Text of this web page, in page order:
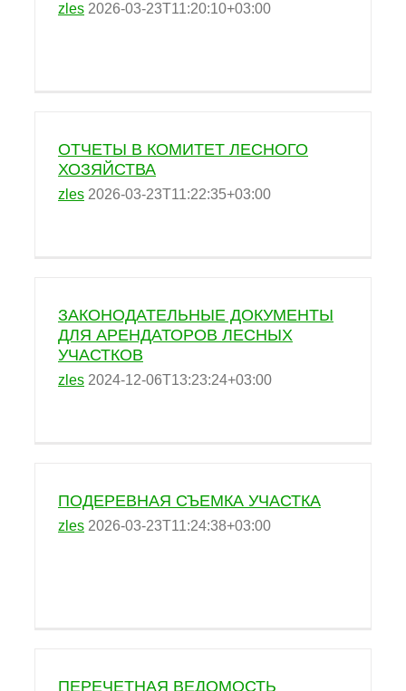
zles 2026-03-23T11:20:10+03:00
ОТЧЕТЫ В КОМИТЕТ ЛЕСНОГО
ХОЗЯЙСТВА
zles 2026-03-23T11:22:35+03:00
ЗАКОНОДАТЕЛЬНЫЕ ДОКУМЕНТЫ
ДЛЯ АРЕНДАТОРОВ ЛЕСНЫХ
УЧАСТКОВ
zles 2024-12-06T13:23:24+03:00
ПОДЕРЕВНАЯ СЪЕМКА УЧАСТКА
zles 2026-03-23T11:24:38+03:00
ПЕРЕЧЕТНАЯ ВЕДОМОСТЬ